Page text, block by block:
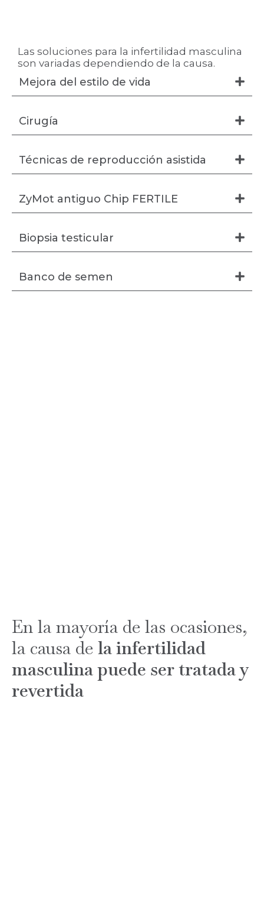
Las soluciones para la infertilidad masculina
son variadas dependiendo de la causa.
Mejora del estilo de vida
Cirugía
Técnicas de reproducción asistida
ZyMot antiguo Chip FERTILE
Biopsia testicular
Banco de semen
En la mayoría de las ocasiones,
la causa de la infertilidad
masculina puede ser tratada y
revertida